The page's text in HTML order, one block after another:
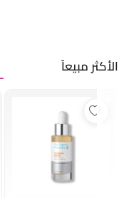
الأكثر مبيعاً